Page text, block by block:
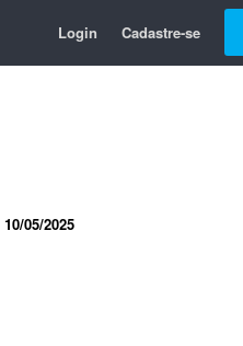
Login Cadastre-se
10/05/2025